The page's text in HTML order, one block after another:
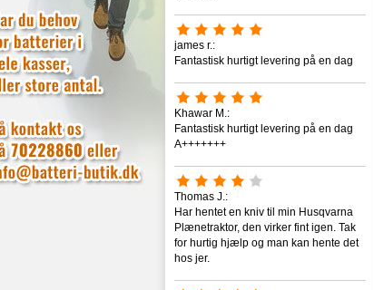
james r.:
Fantastisk hurtigt levering på en dag
Khawar M.:
Fantastisk hurtigt levering på en dag
A+++++++
Thomas J.:
Har hentet en kniv til min Husqvarna
Plænetraktor, den virker fint igen. Tak
for hurtig hjælp og man kan hente det
hos jer.